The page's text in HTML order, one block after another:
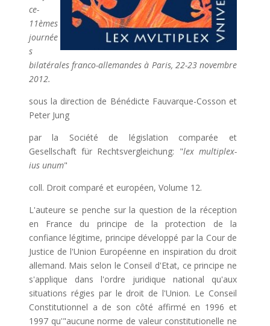
ce-
11èmes
journée
s
bilatérales franco-allemandes à Paris, 22-23 novembre
2012.
sous la direction de Bénédicte Fauvarque-Cosson et
Peter Jung
par la Société de législation comparée et
Gesellschaft für Rechtsvergleichung: "lex multiplex-
ius unum"
coll. Droit comparé et européen, Volume 12.
L'auteure se penche sur la question de la réception
en France du principe de la protection de la
confiance légitime, principe développé par la Cour de
Justice de l'Union Européenne en inspiration du droit
allemand. Mais selon le Conseil d'Etat, ce principe ne
s'applique dans l'ordre juridique national qu'aux
situations régies par le droit de l'Union. Le Conseil
Constitutionnel a de son côté affirmé en 1996 et
1997 qu'"aucune norme de valeur constitutionelle ne